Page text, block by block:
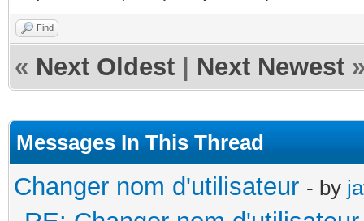
Find
« Next Oldest Next Newest
Messages In This Thread
Changer nom d'utilisateur - by